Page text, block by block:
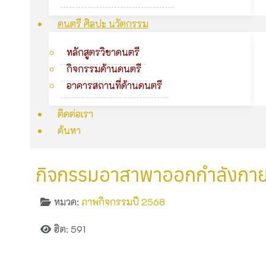
ดนตรี ศิลปะ นวัตกรรม
หลักสูตรวิชาดนตรี
กิจกรรมด้านดนตรี
อาคารสถานที่ด้านดนตรี
ติดต่อเรา
ค้นหา
กิจกรรม​อาสาพาออกกำลังก
หมวด:ภาพกิจกรรมปี 2568
ฮิต: 591